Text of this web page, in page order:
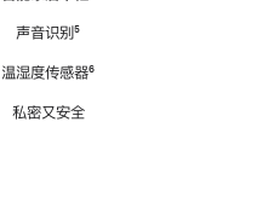
声音识别脚
⁵
温湿度传感器脚
⁶
私密又安全